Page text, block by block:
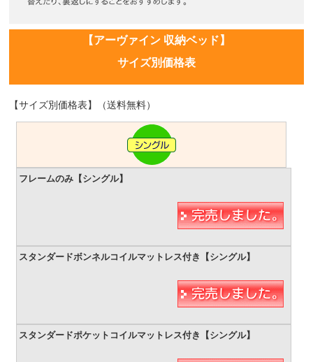
【アーヴァイン 収納ベッド】
サイズ別価格表
【サイズ別価格表】（送料無料）